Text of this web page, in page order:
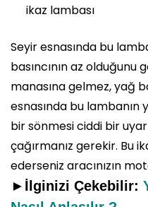
ikaz lambası
Seyir esnasında bu
basıncının az olduğunu
manasına gelmez, yağ
esnasında bu lambanın
bir sönmesi ciddi bir
çağırmanız gerekir. Bu
ederseniz aracınızın
►İlginizi Çekebilir: